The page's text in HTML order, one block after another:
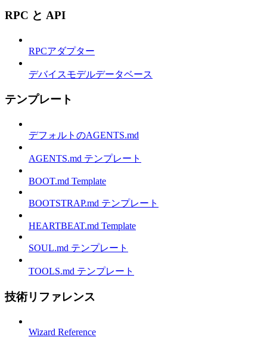
RPC と API
RPCアダプター
デバイスモデルデータベース
テンプレート
デフォルトのAGENTS.md
AGENTS.md テンプレート
BOOT.md Template
BOOTSTRAP.md テンプレート
HEARTBEAT.md Template
SOUL.md テンプレート
TOOLS.md テンプレート
技術リファレンス
Wizard Reference